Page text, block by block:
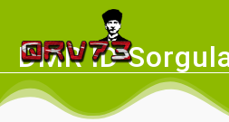
DMR ID